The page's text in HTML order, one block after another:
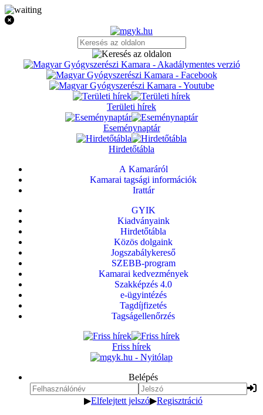
Területi hírek
Eseménynaptár
Hirdetőtábla
A Kamaráról
Kamarai tagsági információk
Irattár
GYIK
Kiadványaink
Hirdetőtábla
Közös dolgaink
Jogszabálykereső
SZEBB-program
Kamarai kedvezmények
Szakképzés 4.0
e-ügyintézés
Tagdíjfizetés
Tagságellenőrzés
Friss hírek
Belépés
▶Elfelejtett jelszó▶Regisztráció